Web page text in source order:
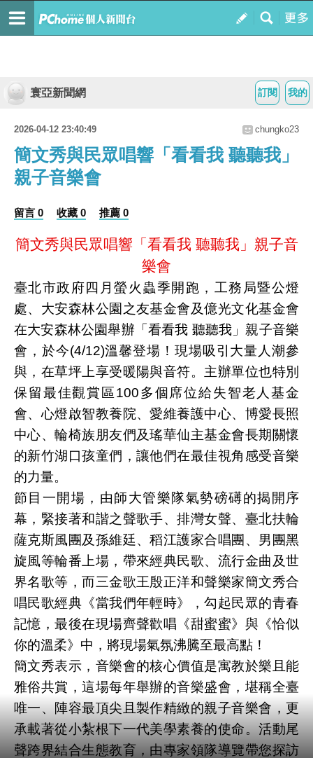
我的
訂閱
寰亞新聞網
2026-04-12 23:40:49 chungko23
簡文秀與民眾唱響「看看我 聽聽我」
親子音樂會
留言 0 收藏 0 推薦 0
簡文秀與民眾唱響「看看我 聽聽我」親子音
樂會
臺北市政府四月螢火蟲季開跑，工務局暨公燈
處、大安森林公園之友基金會及億光文化基金會
在大安森林公園舉辦「看看我 聽聽我」親子音樂
會，於今(4/12)溫馨登場！現場吸引大量人潮參
與，在草坪上享受暖陽與音符。主辦單位也特別
保留最佳觀賞區100多個席位給失智老人基金
會、心燈啟智教養院、愛維養護中心、博愛長照
中心、輪椅族朋友們及瑤華仙主基金會長期關懷
的新竹湖口孩童們，讓他們在最佳視角感受音樂
的力量。
節目一開場，由師大管樂隊氣勢磅礡的揭開序
幕，緊接著和諧之聲歌手、排灣女聲、臺北扶輪
薩克斯風團及孫維廷、稻江護家合唱團、男團黑
旋風等輪番上場，帶來經典民歌、流行金曲及世
界名歌等，而三金歌王殷正洋和聲樂家簡文秀合
唱民歌經典《當我們年輕時》，勾起民眾的青春
記憶，最後在現場齊聲歡唱《甜蜜蜜》與《恰似
你的溫柔》中，將現場氣氛沸騰至最高點！
簡文秀表示，音樂會的核心價值是寓教於樂且能
雅俗共賞，這場每年舉辦的音樂盛會，堪稱全臺
唯一、陣容最頂尖且製作精緻的親子音樂會，更
承載著從小紮根下一代美學素養的使命。活動尾
聲跨界結合生態教育，由專家領隊導覽帶您探訪